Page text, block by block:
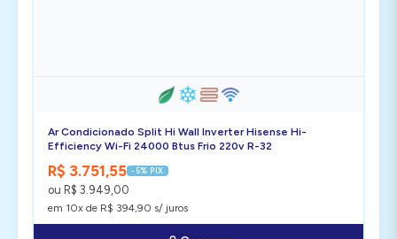
Ar Condicionado Split Hi Wall Inverter Hisense Hi-
Efficiency Wi-Fi 24000 Btus Frio 220v R-32
R$ 3.751,55 -5% PIX
ou R$ 3.949,00
em 10x de R$ 394,90 s/ juros